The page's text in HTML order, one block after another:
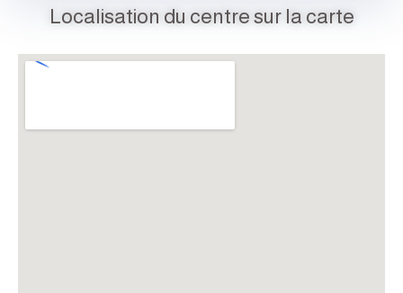
Localisation du centre sur la carte